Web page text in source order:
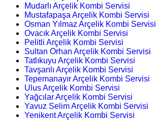
Mudarlı Arçelik Kombi Servisi
Mustafapaşa Arçelik Kombi Servisi
Osman Yılmaz Arçelik Kombi Servisi
Ovacık Arçelik Kombi Servisi
Pelitli Arçelik Kombi Servisi
Sultan Orhan Arçelik Kombi Servisi
Tatlıkuyu Arçelik Kombi Servisi
Tavşanlı Arçelik Kombi Servisi
Tepemanayır Arçelik Kombi Servisi
Ulus Arçelik Kombi Servisi
Yağcılar Arçelik Kombi Servisi
Yavuz Selim Arçelik Kombi Servisi
Yenikent Arçelik Kombi Servisi